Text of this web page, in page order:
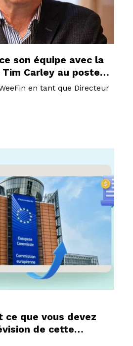
son équipe avec la
Carley au poste
en tant que Directeur
ce que vous devez
de cette